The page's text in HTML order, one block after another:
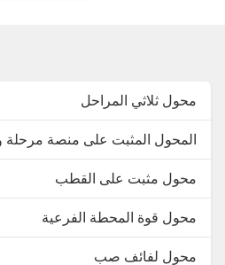
محول ثلاثي المراحل
المحول المثبت على منصة مرحلة
محول مثبت على القطب
محول قوة المحطة الفرعية
محول لفائف صب